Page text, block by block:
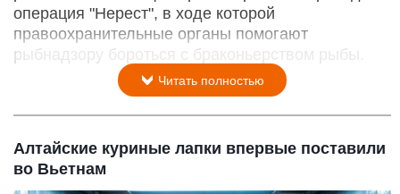
операция "Нерест", в ходе которой
правоохранительные органы помогают
рыбнадзору бороться с браконьерством рыбы.
Читать полностью
Алтайские куриные лапки впервые поставили
во Вьетнам